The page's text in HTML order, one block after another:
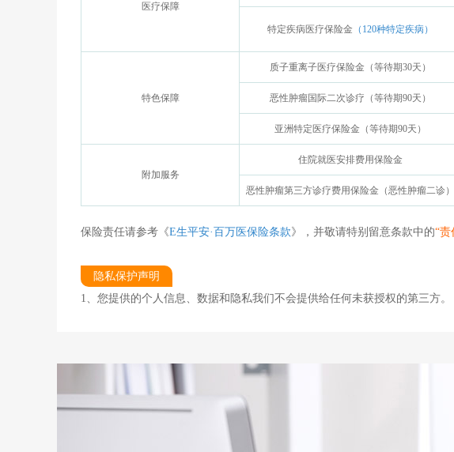
医疗保障
特定疾病医疗保险金 （120种特定疾病）
特色保障
质子重离子医疗保险金（等待期30天）
恶性肿瘤国际二次诊疗（等待期90天）
亚洲特定医疗保险金（等待期90天）
附加服务
住院就医安排费用保险金
恶性肿瘤第三方诊疗费用保险金（恶性肿瘤二诊）
保险责任请参考《E生平安·百万医保险条款》，并敬请特别留意条款中的“责
隐私保护声明
1、您提供的个人信息、数据和隐私我们不会提供给任何未获授权的第三方。